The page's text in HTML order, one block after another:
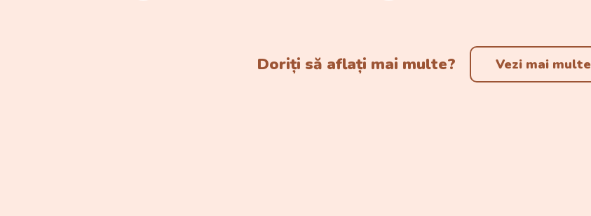
Doriți să aflați mai multe? Vezi mai multe